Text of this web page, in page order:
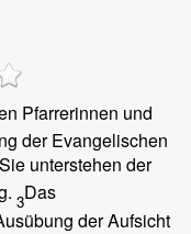
Pfarrerinnen und
der Evangelischen
Sie unterstehen der
3Das
der Aufsicht